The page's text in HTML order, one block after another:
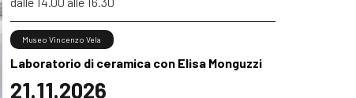
Laboratorio di ceramica con Elisa Monguzzi
21.11.2026
Museo Vincenzo Vela